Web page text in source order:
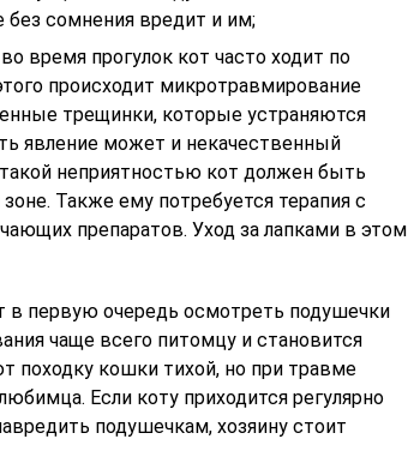
без сомнения вредит и им;
время прогулок кот часто ходит по
происходит микротравмирование
трещинки, которые устраняются
явление может и некачественный
неприятностью кот должен быть
Также ему потребуется терапия с
препаратов. Уход за лапками в этом
в первую очередь осмотреть подушечки
чаще всего питомцу и становится
походку кошки тихой, но при травме
Если коту приходится регулярно
подушечкам, хозяину стоит